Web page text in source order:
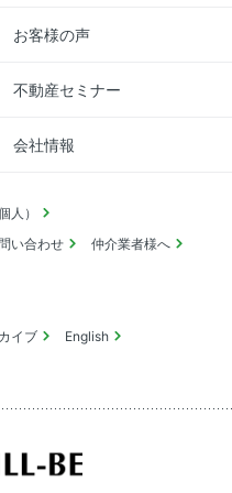
お客様の声
不動産セミナー
会社情報
人）
い合わせ
仲介業者様へ
イブ
English